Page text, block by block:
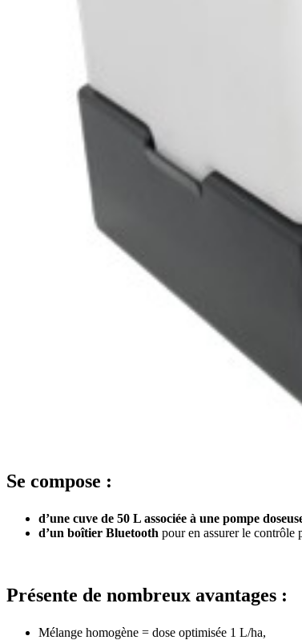
Se compose :
d’une cuve de 50 L associée à une pompe
d’un boîtier Bluetooth pour en assurer le contrôle
Présente de nombreux avantages :
Mélange homogène = dose optimisée 1 L/ha,